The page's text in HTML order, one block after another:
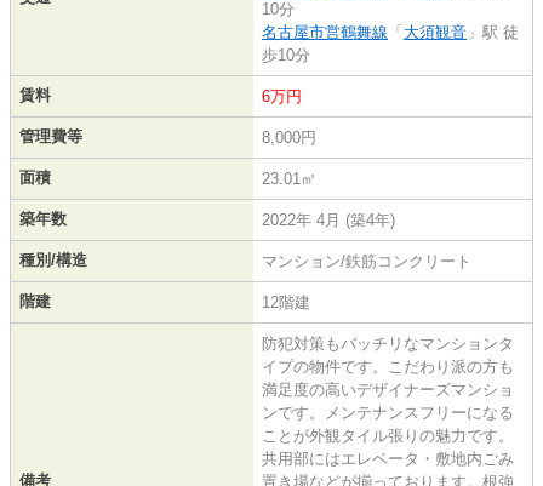
10分
名古屋市営鶴舞線 「 大須観音 」駅 徒
歩10分
賃料 6万円
管理費等 8,000円
面積 23.01㎡
築年数 2022年 4月 (築4年)
種別/構造 マンション/鉄筋コンクリート
階建 12階建
備考
防犯対策もバッチリなマンションタ
イプの物件です。こだわり派の方も
満足度の高いデザイナーズマンショ
ンです。メンテナンスフリーになる
ことが外観タイル張りの魅力です。
共用部にはエレベータ・敷地内ごみ
置き場などが揃っております。根強